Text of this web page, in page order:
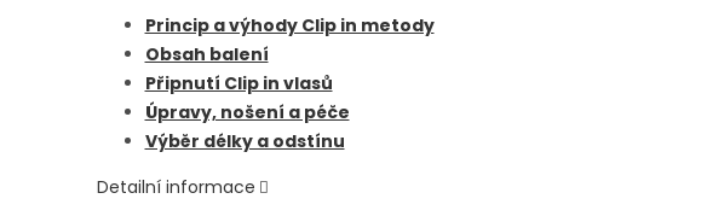
Princip a výhody Clip in metody
Obsah balení
Připnutí Clip in vlasů
Úpravy, nošení a péče
Výběr délky a odstínu
Detailní informace